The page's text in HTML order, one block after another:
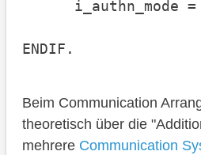
i_authn_mode =
ENDIF.
Beim Communication
theoretisch über die
mehrere Communication